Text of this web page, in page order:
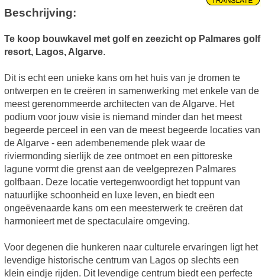
Beschrijving:
Te koop bouwkavel met golf en zeezicht op Palmares golf
resort, Lagos, Algarve.
Dit is echt een unieke kans om het huis van je dromen te
ontwerpen en te creëren in samenwerking met enkele van de
meest gerenommeerde architecten van de Algarve. Het
podium voor jouw visie is niemand minder dan het meest
begeerde perceel in een van de meest begeerde locaties van
de Algarve - een adembenemende plek waar de
riviermonding sierlijk de zee ontmoet en een pittoreske
lagune vormt die grenst aan de veelgeprezen Palmares
golfbaan. Deze locatie vertegenwoordigt het toppunt van
natuurlijke schoonheid en luxe leven, en biedt een
ongeëvenaarde kans om een meesterwerk te creëren dat
harmonieert met de spectaculaire omgeving.
Voor degenen die hunkeren naar culturele ervaringen ligt het
levendige historische centrum van Lagos op slechts een
klein eindje rijden. Dit levendige centrum biedt een perfecte